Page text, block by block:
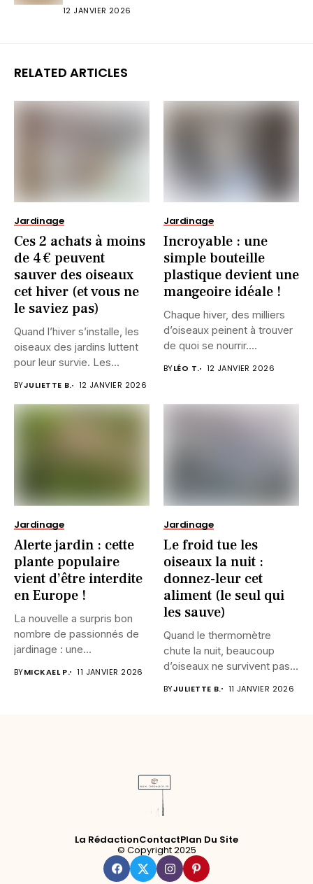
12 JANVIER 2026
RELATED ARTICLES
Jardinage
Ces 2 achats à moins
de 4 € peuvent
sauver des oiseaux
cet hiver (et vous ne
le saviez pas)
Quand l’hiver s’installe, les
oiseaux des jardins luttent
pour leur survie. Les...
BYJULIETTE B. 12 JANVIER 2026
Jardinage
Incroyable : une
simple bouteille
plastique devient une
mangeoire idéale !
Chaque hiver, des milliers
d’oiseaux peinent à trouver
de quoi se nourrir....
BYLÉO T. 12 JANVIER 2026
Jardinage
Alerte jardin : cette
plante populaire
vient d’être interdite
en Europe !
La nouvelle a surpris bon
nombre de passionnés de
jardinage : une...
BYMICKAEL P. 11 JANVIER 2026
Jardinage
Le froid tue les
oiseaux la nuit :
donnez-leur cet
aliment (le seul qui
les sauve)
Quand le thermomètre
chute la nuit, beaucoup
d’oiseaux ne survivent pas.
BYJULIETTE B. 11 JANVIER 2026
La RédactionContactPlan Du Site
© Copyright 2025